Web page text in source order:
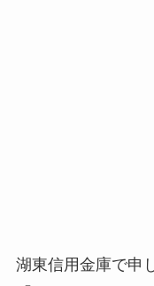
湖東信用金庫で申